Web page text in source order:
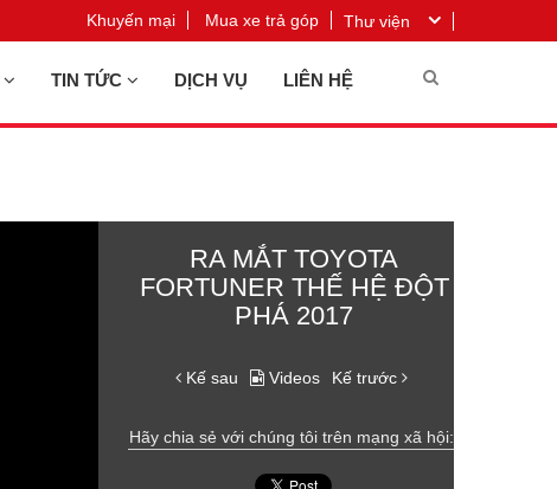
Thư viện
Khuyến mại Mua xe trả góp
TIN TỨC DỊCH VỤ LIÊN HỆ
RA MẮT TOYOTA
FORTUNER THẾ HỆ ĐỘT
PHÁ 2017
Kế sau Videos Kế trước
Hãy chia sẻ với chúng tôi trên mạng xã hội: